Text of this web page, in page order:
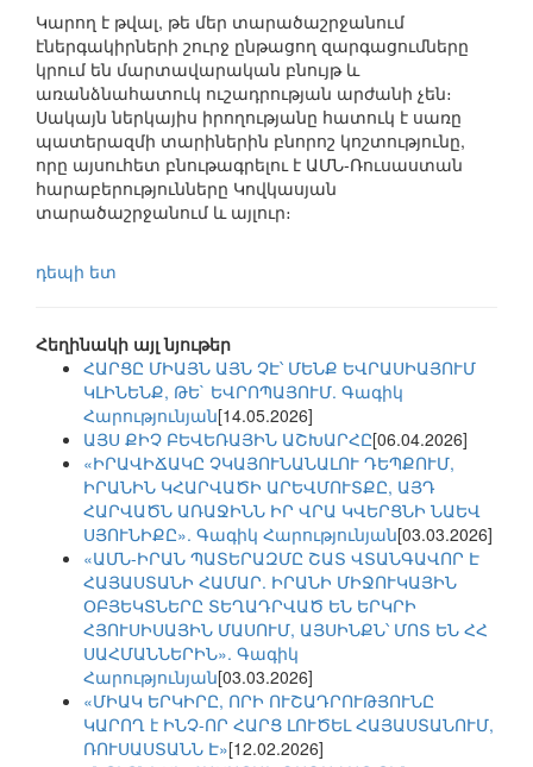
Կարող է թվալ, թե մեր տարածաշրջանում
էներգակիրների շուրջ ընթացող զարգացումները
կրում են մարտավարական բնույթ և
առանձնահատուկ ուշադրության արժանի չեն։
Սակայն ներկայիս իրողությանը հատուկ է սառը
պատերազմի տարիներին բնորոշ կոշտությունը,
որը այսուհետ բնութագրելու է ԱՄՆ-Ռուսաստան
հարաբերությունները Կովկասյան
տարածաշրջանում և այլուր։
դեպի ետ
Հեղինակի այլ նյութեր
ՀԱՐՑԸ ՄԻԱՅՆ ԱՅՆ ՉԷ՝ ՄԵՆՔ ԵՎՐԱՍԻԱՅՈՒՄ
ԿԼԻՆԵՆՔ, ԹԵ` ԵՎՐՈՊԱՅՈՒՄ. Գագիկ
Հարությունյան[14.05.2026]
ԱՅՍ ՔԻՉ ԲԵՎԵՌԱՅԻՆ ԱՇԽԱՐՀԸ[06.04.2026]
«ԻՐԱՎԻՃԱԿԸ ՉԿԱՅՈՒՆԱՆԱԼՈՒ ԴԵՊՔՈՒՄ,
ԻՐԱՆԻՆ ԿՀԱՐՎԱԾԻ ԱՐԵՎՄՈՒՏՔԸ, ԱՅԴ
ՀԱՐՎԱԾՆ ԱՌԱՋԻՆՆ ԻՐ ՎՐԱ ԿՎԵՐՑՆԻ ՆԱԵՎ
ՍՅՈՒՆԻՔԸ». Գագիկ Հարությունյան[03.03.2026]
«ԱՄՆ-ԻՐԱՆ ՊԱՏԵՐԱԶՄԸ ՇԱՏ ՎՏԱՆԳԱՎՈՐ Է
ՀԱՅԱՍՏԱՆԻ ՀԱՄԱՐ. ԻՐԱՆԻ ՄԻՋՈՒԿԱՅԻՆ
ՕԲՅԵԿՏՆԵՐԸ ՏԵՂԱԴՐՎԱԾ ԵՆ ԵՐԿՐԻ
ՀՅՈՒՍԻՍԱՅԻՆ ՄԱՍՈՒՄ, ԱՅՍԻՆՔՆ՝ ՄՈՏ ԵՆ ՀՀ
ՍԱՀՄԱՆՆԵՐԻՆ». Գագիկ
Հարությունյան[03.03.2026]
«ՄԻԱԿ ԵՐԿԻՐԸ, ՈՐԻ ՈՒՇԱԴՐՈՒԹՅՈՒՆԸ
ԿԱՐՈՂ է ԻՆՉ-ՈՐ ՀԱՐՑ ԼՈՒԾԵԼ ՀԱՅԱՍՏԱՆՈՒՄ,
ՌՈՒՍԱՍՏԱՆՆ Է»[12.02.2026]